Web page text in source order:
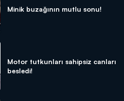
Minik buzağının mutlu sonu!
Motor tutkunları sahipsiz canları
besledi!